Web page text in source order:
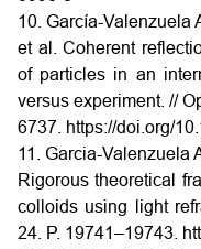
10. García-Valenzuela
et al. Coherent
of particles in an
versus experiment. //
6737. https://doi.org/
11. Garcia-Valenzuela
Rigorous theoretical
colloids using light
24. P. 19741–19743.